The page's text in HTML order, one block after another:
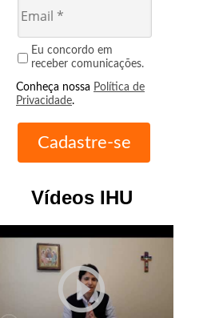
Eu concordo em
receber comunicações.
Conheça nossa Política de
Privacidade.
Vídeos IHU
play_circle_outline